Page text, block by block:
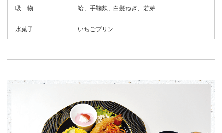
吸 物 蛤、手鞠麩、白髪ねぎ、若芽
水菓子 いちごプリン